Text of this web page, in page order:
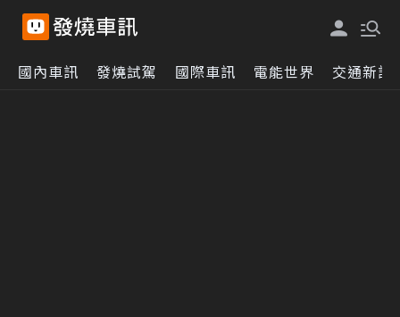
國內車訊 發燒試駕 國際車訊 電能世界 交通新訊